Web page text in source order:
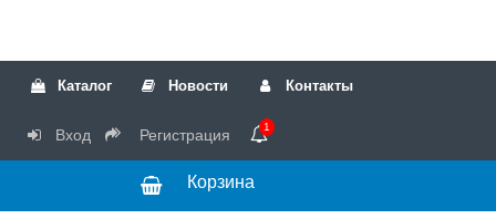
Каталог Новости Контакты
Вход Регистрация 1
Корзина